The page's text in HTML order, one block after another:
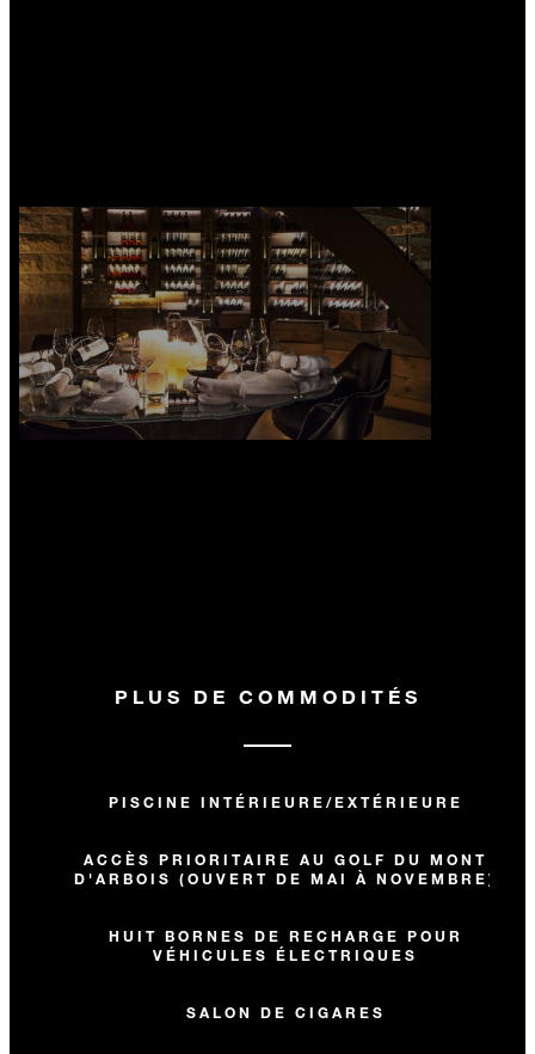
PLUS DE COMMODITÉS
PISCINE INTÉRIEURE/EXTÉRIEURE
ACCÈS PRIORITAIRE AU GOLF DU MONT
D'ARBOIS (OUVERT DE MAI À NOVEMBRE)
HUIT BORNES DE RECHARGE POUR
VÉHICULES ÉLECTRIQUES
SALON DE CIGARES